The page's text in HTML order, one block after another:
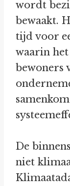
wordt
bewaakt.
tijd voor
waarin
bewoners
De
niet